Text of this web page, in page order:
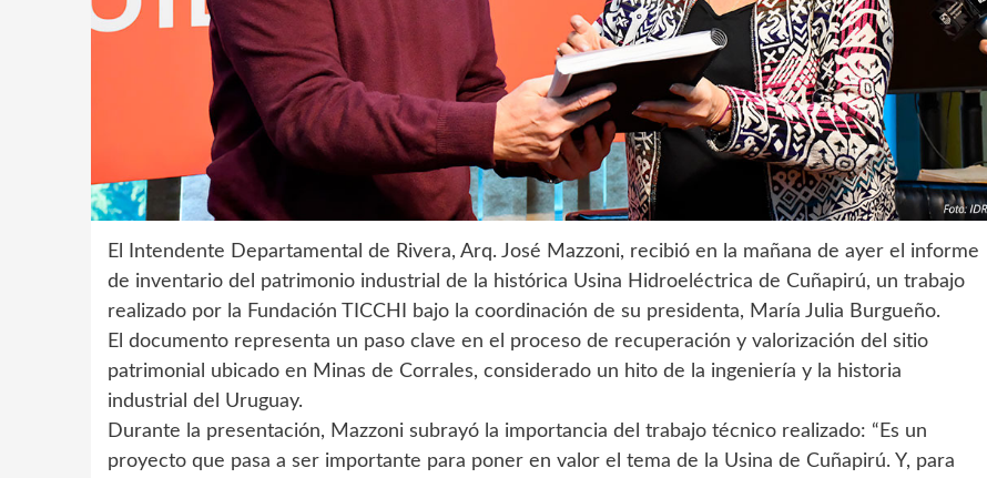
El Intendente Departamental de Rivera, Arq. José Mazzoni, recibió en la mañana de ayer el informe
de inventario del patrimonio industrial de la histórica Usina Hidroeléctrica de Cuñapirú, un trabajo
realizado por la Fundación TICCHI bajo la coordinación de su presidenta, María Julia Burgueño.
El documento representa un paso clave en el proceso de recuperación y valorización del sitio
patrimonial ubicado en Minas de Corrales, considerado un hito de la ingeniería y la historia
industrial del Uruguay.
Durante la presentación, Mazzoni subrayó la importancia del trabajo técnico realizado: “Es un
proyecto que pasa a ser importante para poner en valor el tema de la Usina de Cuñapirú. Y, para